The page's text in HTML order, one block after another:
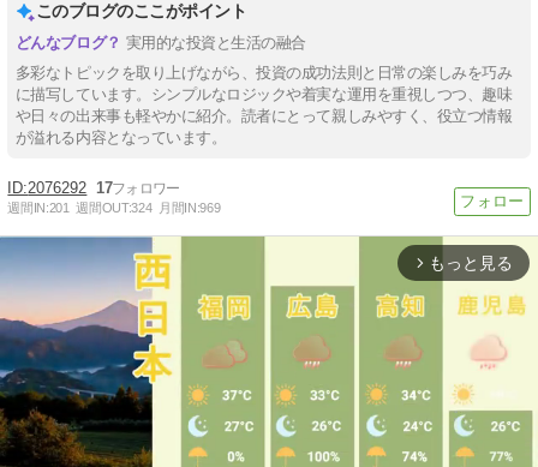
このブログのここがポイント
実用的な投資と生活の融合
多彩なトピックを取り上げながら、投資の成功法則と日常の楽しみを巧み
に描写しています。シンプルなロジックや着実な運用を重視しつつ、趣味
や日々の出来事も軽やかに紹介。読者にとって親しみやすく、役立つ情報
が溢れる内容となっています。
2076292 17
週間IN:201 週間OUT:324 月間IN:969
arrow_forward_ios もっと見る